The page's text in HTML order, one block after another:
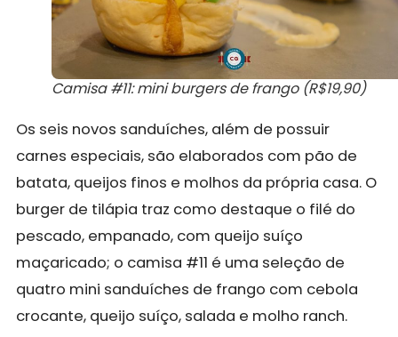
Camisa #11: mini burgers de frango (R$19,90)
Os seis novos sanduíches, além de possuir
carnes especiais, são elaborados com pão de
batata, queijos finos e molhos da própria casa. O
burger de tilápia traz como destaque o filé do
pescado, empanado, com queijo suíço
maçaricado; o camisa #11 é uma seleção de
quatro mini sanduíches de frango com cebola
crocante, queijo suíço, salada e molho ranch.